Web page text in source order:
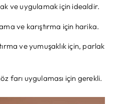
ve uygulamak için idealdir.
ve karıştırma için harika.
ve yumuşaklık için, parlak
farı uygulaması için gerekli.